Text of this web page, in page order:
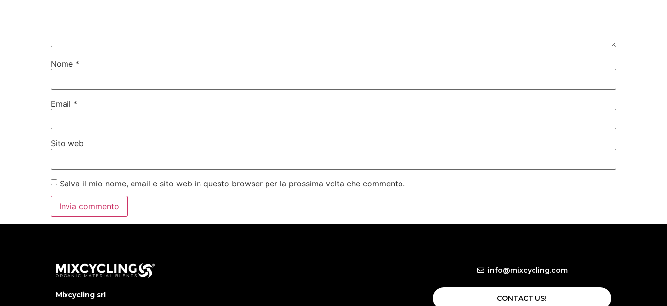
Nome *
Email *
Sito web
Salva il mio nome, email e sito web in questo browser per la prossima volta che commento.
Mixcycling srl
info@mixcycling.com
CONTACT US!